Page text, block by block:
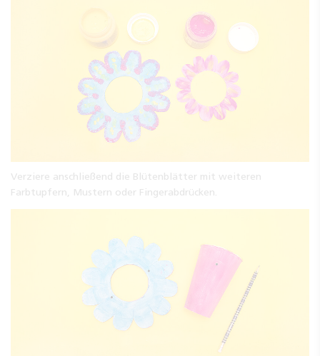
Verziere anschließend die Blütenblätter mit weiteren
Farbtupfern, Mustern oder Fingerabdrücken.